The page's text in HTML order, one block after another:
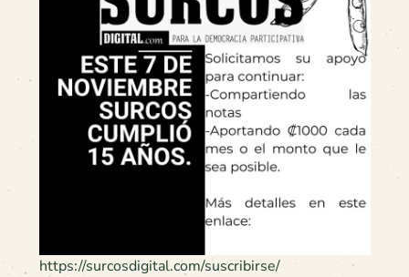
https://surcosdigital.com/suscribirse/